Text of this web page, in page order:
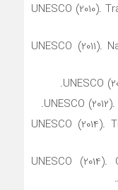
UNESCO (2010).
UNESCO (2011).
UNESCO
UNESCO
UNESCO
UNESCO